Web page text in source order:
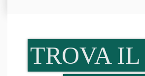
TROVA